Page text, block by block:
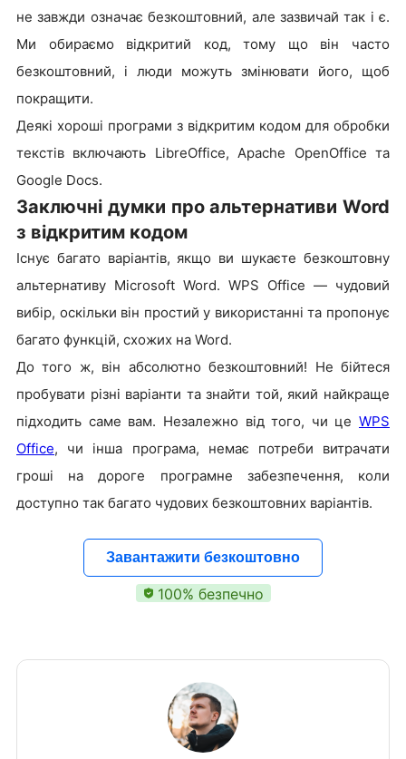
не завжди означає безкоштовний, але зазвичай так і є.
Ми обираємо відкритий код, тому що він часто
безкоштовний, і люди можуть змінювати його, щоб
покращити.
Деякі хороші програми з відкритим кодом для обробки
текстів включають LibreOffice, Apache OpenOffice та
Google Docs.
Заключні думки про альтернативи Word
з відкритим кодом
Існує багато варіантів, якщо ви шукаєте безкоштовну
альтернативу Microsoft Word. WPS Office — чудовий
вибір, оскільки він простий у використанні та пропонує
багато функцій, схожих на Word.
До того ж, він абсолютно безкоштовний! Не бійтеся
пробувати різні варіанти та знайти той, який найкраще
підходить саме вам. Незалежно від того, чи це WPS
Office, чи інша програма, немає потреби витрачати
гроші на дороге програмне забезпечення, коли
доступно так багато чудових безкоштовних варіантів.
Завантажити безкоштовно
100% безпечно